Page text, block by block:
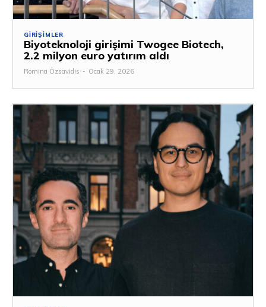
GIRIŞIMLER
Biyoteknoloji girişimi Twogee Biotech,
2.2 milyon euro yatırım aldı
Romina Özsavidis - Ocak 29, 2026